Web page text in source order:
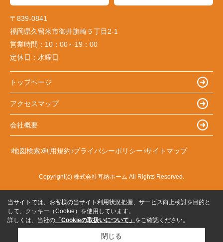
〒839-0841
福岡県久留米市御井旗崎５丁目2-1
営業時間： 10：00～19：00
定休日： 水曜日
トップページ
アクセスマップ
会社概要
地図検索 利用規約 プライバシーポリシー サイトマップ
Copyright(c) 株式会社耳納ホーム All Rights Reserved.
当サイトでは、お客様の当サイト利用状況把握、サービス向上検討を目的と
して、クッキー（Cookie）を使用しています。
詳しくは、当社の 「Cookieの取扱いについて」 をご確認ください。
閉じる